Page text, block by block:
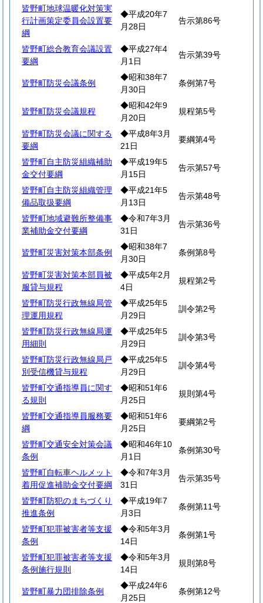
皆野町地球温暖化対策実
行計画策定委員会設置要
綱
◆平成20年7
月28日
告示第86号
皆野町総合教育会議設置
要綱
◆平成27年4
月1日
告示第39号
皆野町防災会議条例
◆昭和38年7
月30日
条例第7号
皆野町防災会議規程
◆昭和42年9
月20日
規程第5号
皆野町防災会議に関する
要綱
◆平成8年3月
21日
要綱第4号
皆野町自主防災組織補助
金交付要綱
◆平成19年5
月15日
告示第57号
皆野町自主防災組織管理
備品取扱要綱
◆平成21年5
月13日
告示第48号
皆野町地域避難所整備事
業補助金交付要綱
◆令和7年3月
31日
告示第36号
皆野町災害対策本部条例
◆昭和38年7
月30日
条例第8号
皆野町災害対策本部員被
服貸与規程
◆平成5年2月
4日
規程第2号
皆野町防災行政無線局管
理運用規程
◆平成25年5
月29日
訓令第2号
皆野町防災行政無線局運
用細則
◆平成25年5
月29日
訓令第3号
皆野町防災行政無線局戸
別受信機貸与規程
◆平成25年5
月29日
訓令第4号
皆野町交通指導員に関す
る規則
◆昭和51年6
月25日
規則第4号
皆野町交通指導員服務要
綱
◆昭和51年6
月25日
要綱第2号
皆野町交通安全対策会議
条例
◆昭和46年10
月1日
条例第30号
皆野町自転車ヘルメット
着用促進補助金交付要綱
◆令和7年3月
31日
告示第35号
皆野町防犯のまちづくり
推進条例
◆平成19年7
月3日
条例第11号
皆野町犯罪被害者等支援
条例
◆令和5年3月
14日
条例第1号
皆野町犯罪被害者等支援
条例施行規則
◆令和5年3月
14日
規則第8号
皆野町暴力団排除条例
◆平成24年6
月25日
条例第12号